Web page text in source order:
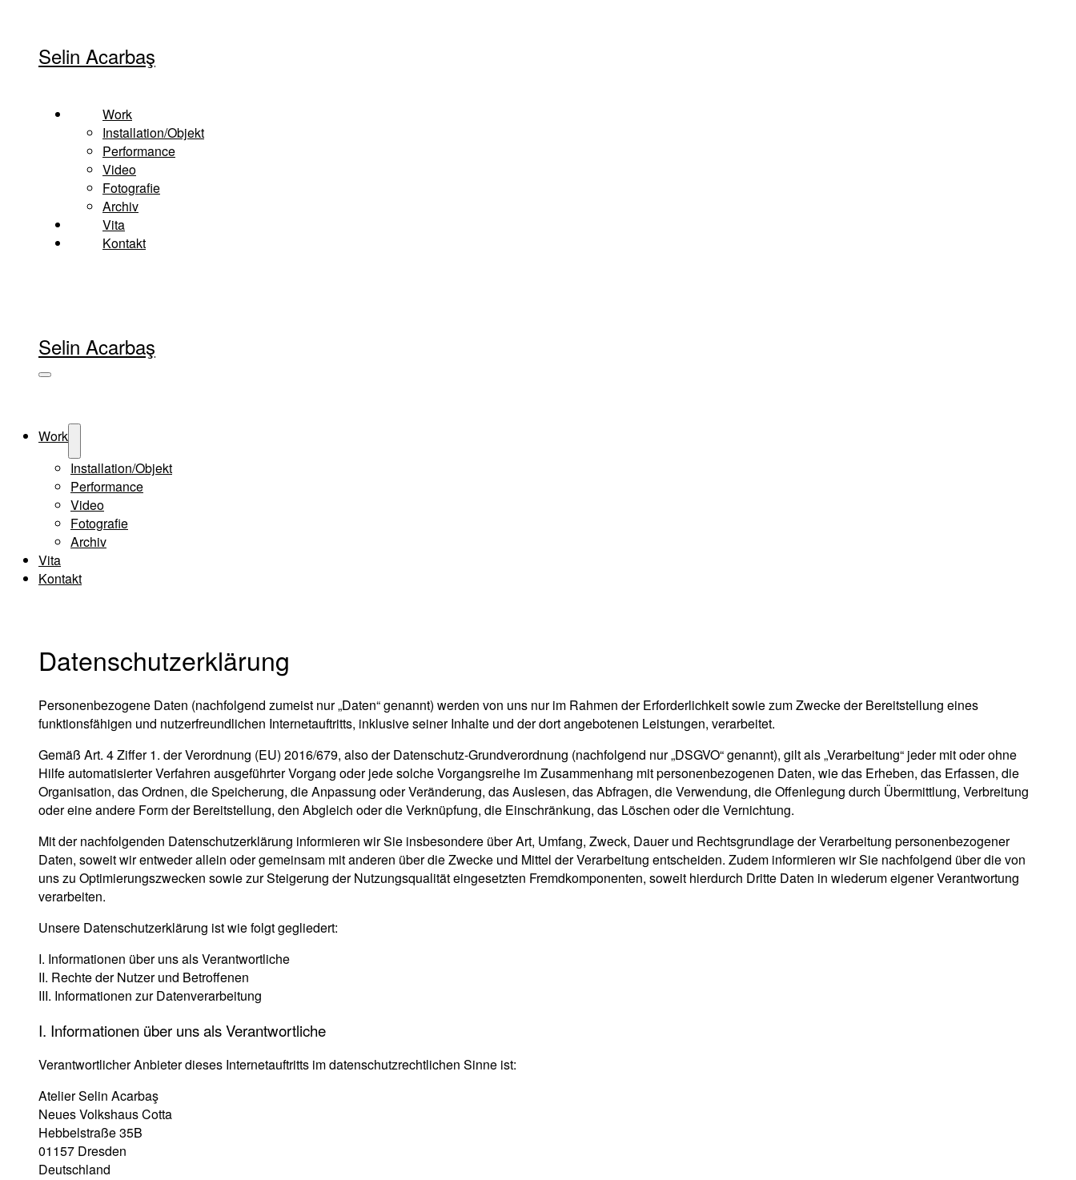
springenSelin Acarbaş
Work
Installation/Objekt
Performance
Video
Fotografie
Archiv
Vita
Kontakt
Selin Acarbaş
Menü-
Work
Schalter
Installation/Objekt
Performance
Video
Fotografie
Archiv
Vita
Kontakt
Datenschutzerklärung
Personenbezogene Daten (nachfolgend zumeist nur „Daten“ genannt) werden von uns nur im Rahmen der Erforderlichkeit sowie zum Zwecke der Bereitstellung eines
funktionsfähigen und nutzerfreundlichen Internetauftritts, inklusive seiner Inhalte und der dort angebotenen Leistungen, verarbeitet.
Gemäß Art. 4 Ziffer 1. der Verordnung (EU) 2016/679, also der Datenschutz-Grundverordnung (nachfolgend nur „DSGVO“ genannt), gilt als „Verarbeitung“ jeder mit oder ohne
Hilfe automatisierter Verfahren ausgeführter Vorgang oder jede solche Vorgangsreihe im Zusammenhang mit personenbezogenen Daten, wie das Erheben, das Erfassen, die
Organisation, das Ordnen, die Speicherung, die Anpassung oder Veränderung, das Auslesen, das Abfragen, die Verwendung, die Offenlegung durch Übermittlung, Verbreitung
oder eine andere Form der Bereitstellung, den Abgleich oder die Verknüpfung, die Einschränkung, das Löschen oder die Vernichtung.
Mit der nachfolgenden Datenschutzerklärung informieren wir Sie insbesondere über Art, Umfang, Zweck, Dauer und Rechtsgrundlage der Verarbeitung personenbezogener
Daten, soweit wir entweder allein oder gemeinsam mit anderen über die Zwecke und Mittel der Verarbeitung entscheiden. Zudem informieren wir Sie nachfolgend über die von
uns zu Optimierungszwecken sowie zur Steigerung der Nutzungsqualität eingesetzten Fremdkomponenten, soweit hierdurch Dritte Daten in wiederum eigener Verantwortung
verarbeiten.
Unsere Datenschutzerklärung ist wie folgt gegliedert:
I. Informationen über uns als Verantwortliche
II. Rechte der Nutzer und Betroffenen
III. Informationen zur Datenverarbeitung
I. Informationen über uns als Verantwortliche
Verantwortlicher Anbieter dieses Internetauftritts im datenschutzrechtlichen Sinne ist:
Atelier Selin Acarbaş
Neues Volkshaus Cotta
Hebbelstraße 35B
01157 Dresden
Deutschland